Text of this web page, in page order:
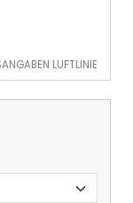
LUFTLINIE